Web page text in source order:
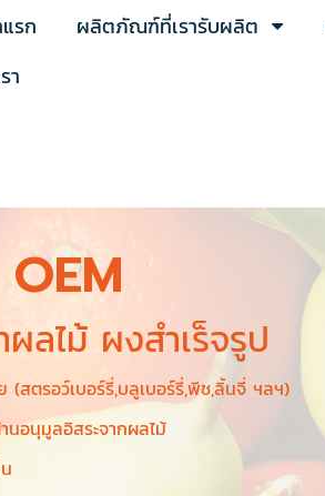
รก ผลิตภัณฑ์ที่เรารับผลิต
า
OEM
ลไม้ ผงสำเร็จรูป
(สตรอว์เบอร์รี่,บลูเบอร์รี่,พีช,ลิ้นจี่ ฯลฯ)
นอนุมูลอิสระจากผลไม้